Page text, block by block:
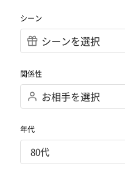
シーン
関係性
年代